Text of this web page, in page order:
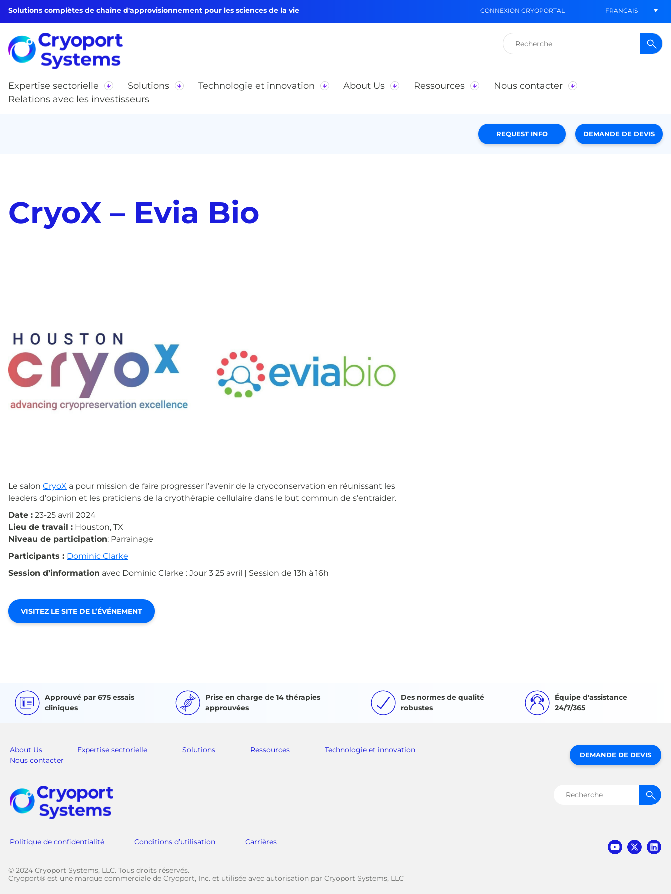
Solutions complètes de chaîne d'approvisionnement pour les sciences de la vie CONNEXION CRYOPORTAL FRANÇAIS
Rechercher :
Expertise sectorielle Solutions Technologie et innovation About Us Ressources
Nous contacter
Relations avec les investisseurs
REQUEST INFO DEMANDE DE DEVIS
CryoX – Evia Bio
Le salon CryoX a pour mission de faire progresser l’avenir de la cryoconservation en réunissant les
leaders d’opinion et les praticiens de la cryothérapie cellulaire dans le but commun de s’entraider.
Date : 23-25 avril 2024
Lieu de travail : Houston, TX
Niveau de participation: Parrainage
Participants : Dominic Clarke
Session d’information avec Dominic Clarke : Jour 3 25 avril | Session de 13h à 16h
VISITEZ LE SITE DE L’ÉVÉNEMENT
Approuvé par 675 essais
cliniques
Prise en charge de 14 thérapies
approuvées
Des normes de qualité
robustes
Équipe d'assistance
24/7/365
About Us Expertise sectorielle Solutions Ressources
Technologie et innovation
Nous contacter
Politique de confidentialité Conditions d’utilisation Carrières
DEMANDE DE DEVIS
Rechercher :
© 2024 Cryoport Systems, LLC. Tous droits réservés.
Cryoport® est une marque commerciale de Cryoport, Inc. et utilisée avec autorisation par Cryoport Systems, LLC